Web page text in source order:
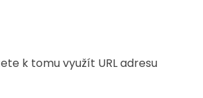
k tomu využít URL adresu